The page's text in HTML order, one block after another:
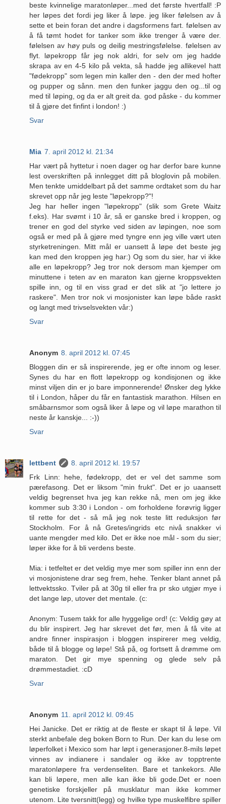
beste kvinnelige maratonløper...med det første hvertfall! :P
her løpes det fordi jeg liker å løpe. jeg liker følelsen av å
sette et bein foran det andre i dagsformens fart. følelsen av
å få tømt hodet for tanker som ikke trenger å være der.
følelsen av høy puls og deilig mestringsfølelse. følelsen av
flyt. løpekropp får jeg nok aldri, for selv om jeg hadde
skrapa av en 4-5 kilo på vekta, så hadde jeg allikevel hatt
"fødekropp" som legen min kaller den - den der med hofter
og pupper og sånn. men den funker jaggu den og...til og
med til løping, og da er alt greit da. god påske - du kommer
til å gjøre det finfint i london! :)
Svar
Mia 7. april 2012 kl. 21:34
Har vært på hyttetur i noen dager og har derfor bare kunne
lest overskriften på innlegget ditt på bloglovin på mobilen.
Men tenkte umiddelbart på det samme ordtaket som du har
skrevet opp når jeg leste "løpekropp?"!
Jeg har heller ingen "løpekropp" (slik som Grete Waitz
f.eks). Har svømt i 10 år, så er ganske bred i kroppen, og
trener en god del styrke ved siden av løpingen, noe som
også er med på å gjøre med tyngre enn jeg ville vært uten
styrketreningen. Mitt mål er uansett å løpe det beste jeg
kan med den kroppen jeg har:) Og som du sier, har vi ikke
alle en løpekropp? Jeg tror nok dersom man kjemper om
minuttene i teten av en maraton kan gjerne kroppsvekten
spille inn, og til en viss grad er det slik at "jo lettere jo
raskere". Men tror nok vi mosjonister kan løpe både raskt
og langt med trivselsvekten vår:)
Svar
Anonym 8. april 2012 kl. 07:45
Bloggen din er så inspirerende, jeg er ofte innom og leser.
Synes du har en flott løpekropp og kondisjonen og ikke
minst viljen din er jo bare imponnerende! Ønsker deg lykke
til i London, håper du får en fantastisk marathon. Hilsen en
småbarnsmor som også liker å løpe og vil løpe marathon til
neste år kanskje... :-))
Svar
lettbent
8. april 2012 kl. 19:57
Frk Linn: hehe, fødekropp, det er vel det samme som
pærefasong. Det er liksom "min frukt". Det er jo uaansett
veldig begrenset hva jeg kan rekke nå, men om jeg ikke
kommer sub 3:30 i London - om forholdene forøvrig ligger
til rette for det - så må jeg nok teste litt reduksjon før
Stockholm. For å nå Gretes/ingrids etc nivå snakker vi
uante mengder med kilo. Det er ikke noe mål - som du sier;
løper ikke for å bli verdens beste.
Mia: i tetfeltet er det veldig mye mer som spiller inn enn der
vi mosjonistene drar seg frem, hehe. Tenker blant annet på
lettvektssko. Tviler på at 30g til eller fra pr sko utgjør mye i
det lange løp, utover det mentale. (c:
Anonym: Tusem takk for alle hyggelige ord! (c: Veldig gøy at
du blir inspirert. Jeg har skrevet det før, men å få vite at
andre finner inspirasjon i bloggen inspirerer meg veldig,
både til å blogge og løpe! Stå på, og fortsett å drømme om
maraton. Det gir mye spenning og glede selv på
drømmestadiet. :cD
Svar
Anonym 11. april 2012 kl. 09:45
Hei Janicke. Det er riktig at de fleste er skapt til å løpe. Vil
sterkt anbefale deg boken Born to Run. Der kan du lese om
løperfolket i Mexico som har løpt i generasjoner.8-mils løpet
vinnes av indianere i sandaler og ikke av topptrente
maratonløpere fra verdenseliten. Bare et tankekors. Alle
kan bli løpere, men alle kan ikke bli gode.Det er noen
genetiske forskjeller på musklatur man ikke kommer
utenom. Lite tversnitt(legg) og hvilke type muskelfibre spiller